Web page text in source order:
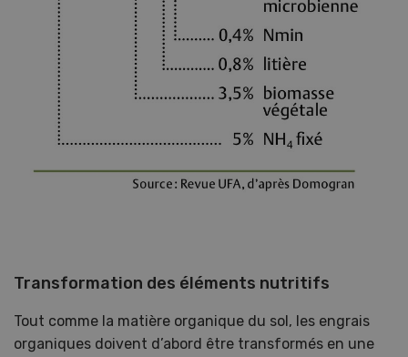
Transformation des éléments nutritifs
Tout comme la matière organique du sol, les engrais
organiques doivent d’abord être transformés en une